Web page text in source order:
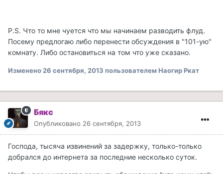
P.S. Что то мне чуется что мы начинаем разводить флуд.
Посему предлогаю либо перенести обсуждения в "101-ую"
комнату. Либо остановиться на том что уже сказано.
Изменено 26 сентября, 2013 пользователем Наогир Ркат
Бякс
Опубликовано 26 сентября, 2013
Господа, тысяча извинений за задержку, только-только
добрался до интернета за последние несколько суток.